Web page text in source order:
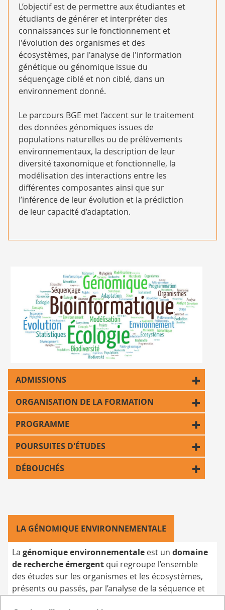
L’objectif est de permettre aux étudiantes et
étudiants de générer et interpréter des
connaissances sur le fonctionnement et
l'évolution des organismes et des
écosystèmes, par l'analyse de l'information
génétique ou génomique issue du
séquençage ciblé et non ciblé, dans un
environnement donné.
Le parcours BGE met l’accent sur le traitement
des données génomiques issues de
populations naturelles ou de prélèvements
environnementaux, la description de leur
diversité taxonomique et fonctionnelle, la
modélisation des interactions entre les
différentes composantes ainsi que sur
l’inférence de leur évolution et la prédiction
de leur capacité d’adaptation.
nuage
de
BGE
ADMISSIONS
ORGANISATION DE LA FORMATION
PROGRAMME
POURSUITES D'ÉTUDES
DÉBOUCHÉS
LA GÉNOMIQUE ENVIRONNEMENTALE
La génomique environnementale est un domaine
de recherche émergent qui regroupe l’ensemble
des études sur les organismes et les écosystèmes,
présents ou passés, par l’analyse de la séquence et